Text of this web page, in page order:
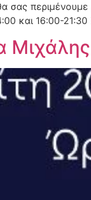
σας
και 16:00-